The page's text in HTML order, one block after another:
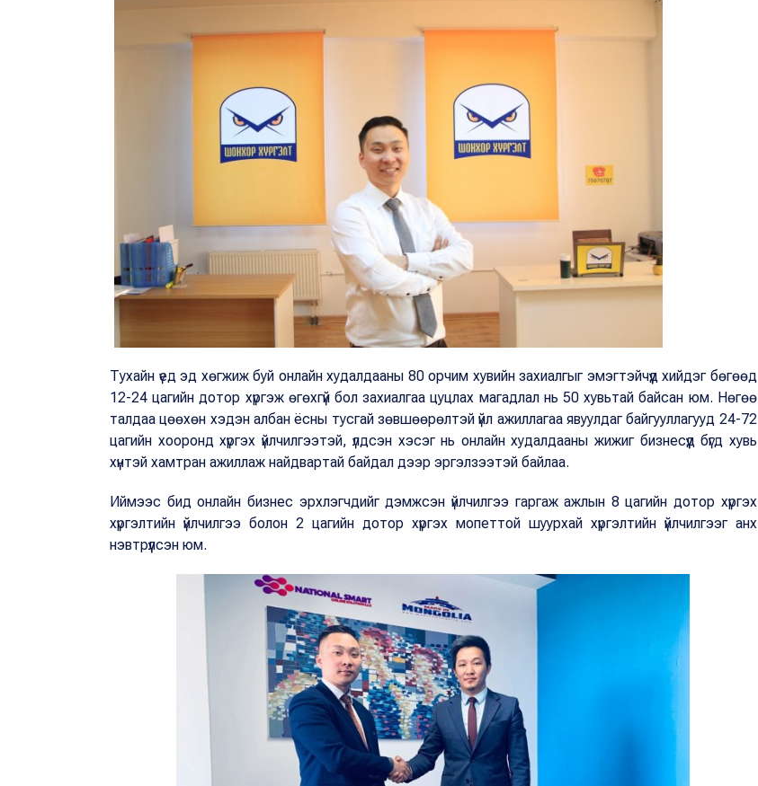
Тухайн үед эд хөгжиж буй онлайн худалдааны 80 орчим хувийн захиалгыг эмэгтэйчүүд хийдэг бөгөөд
12-24 цагийн дотор хүргэж өгөхгүй бол захиалгаа цуцлах магадлал нь 50 хувьтай байсан юм. Нөгөө
талдаа цөөхөн хэдэн албан ёсны тусгай зөвшөөрөлтэй үйл ажиллагаа явуулдаг байгууллагууд 24-72
цагийн хооронд хүргэх үйлчилгээтэй, үлдсэн хэсэг нь онлайн худалдааны жижиг бизнесүүд бүгд хувь
хүнтэй хамтран ажиллаж найдвартай байдал дээр эргэлзээтэй байлаа.
Иймээс бид онлайн бизнес эрхлэгчдийг дэмжсэн үйлчилгээ гаргаж ажлын 8 цагийн дотор хүргэх
хүргэлтийн үйлчилгээ болон 2 цагийн дотор хүргэх мопеттой шуурхай хүргэлтийн үйлчилгээг анх
нэвтрүүлсэн юм.